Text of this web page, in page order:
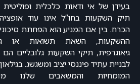
בעידן של אי ודאות כלכלית ופוליטית
תיק השקעות בחו”ל אינו עוד
הכרח. בין אם המניע הוא הפחתת
ההשקעות, השאת תשואות או
גיאוגרפית, תיקי השקעות גלובליים
לבניית עתיד פיננסי יציב ומשגשג. בגילאון
המומחיות והמשאבים שלנו